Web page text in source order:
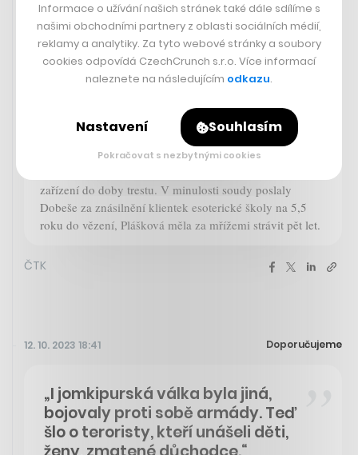
Soud pustil z vězení guru Járu a
jeho spolupracovnici odsouzené za
znásilnění
Brněnský krajský soud propustil z vězení Jaroslava
Pláškovou. Odsouzeni byli za znásilnění. ČTK
potvrdila mluvčí Vězeňské služby Markéta Prunerová,
dvojice podle ní byla propuštěna ve středu. Soud oběma
zařízení do doby trestu. V minulosti soudy poslaly
Dobeše za znásilnění klientek esoterické školy na 5,5
roku do vězení, Plášková měla za mřížemi strávit pět let.
ČTK
12. 10. 2023 18:41 Doporučujeme
„I jomkipurská válka byla jiná,
bojovaly proti sobě armády. Teď
šlo o teroristy, kteří unášeli děti,
Informace o užívání našich stránek také dále sdílíme s
našimi obchodními partnery z oblasti sociálních médií,
reklamy a analytiky. Za tyto webové stránky a soubory
cookies odpovídá CzechCrunch s.r.o. Více informací
naleznete na následujícím odkazu.
Nastavení Souhlasím
Pokračovat s nezbytnými cookies